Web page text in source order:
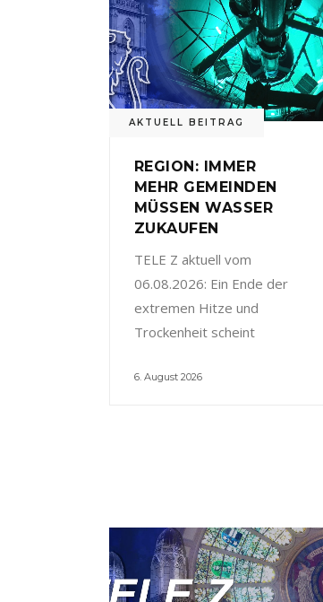
AKTUELL BEITRAG
REGION: IMMER
MEHR GEMEINDEN
MÜSSEN WASSER
ZUKAUFEN
TELE Z aktuell vom
06.08.2026: Ein Ende der
extremen Hitze und
Trockenheit scheint
6. August 2026